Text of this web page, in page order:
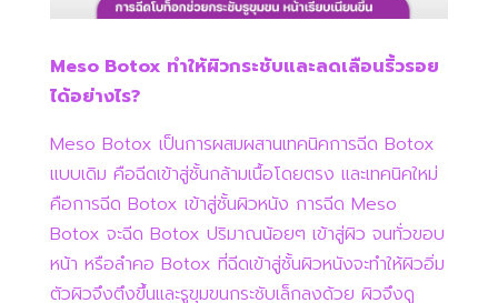
Meso Botox ทำให้ผิวกระชับและลดเลือนริ้วรอย
ได้อย่างไร?
Meso Botox เป็นการผสมผสานเทคนิคการฉีด Botox
แบบเดิม คือฉีดเข้าสู่ชั้นกล้ามเนื้อโดยตรง และเทคนิคใหม่
คือการฉีด Botox เข้าสู่ชั้นผิวหนัง การฉีด Meso
Botox จะฉีด Botox ปริมาณน้อยๆ เข้าสู่ผิว จนทั่วขอบ
หน้า หรือลำคอ Botox ที่ฉีดเข้าสู่ชั้นผิวหนังจะทำให้ผิวอิ่ม
ตัวผิวจึงตึงขึ้นและรูขุมขนกระชับเล็กลงด้วย ผิวจึงดู